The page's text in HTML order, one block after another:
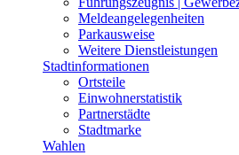
Meldeangelegenheiten
Parkausweise
Weitere Dienstleistungen
Stadtinformationen
Ortsteile
Einwohnerstatistik
Partnerstädte
Stadtmarke
Wahlen